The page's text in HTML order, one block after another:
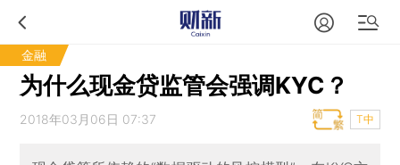
金融
为什么现金贷监管会强调KYC？
2018年03月06日 07:37 T中